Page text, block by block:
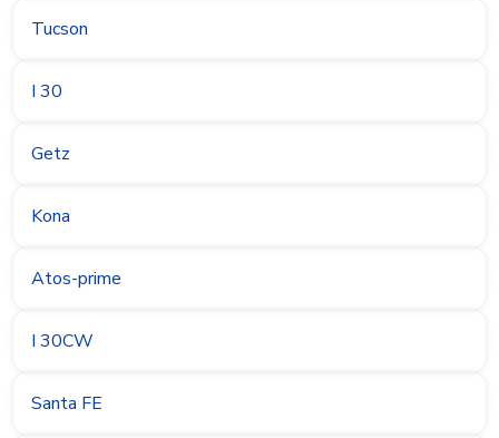
Tucson
I 30
Getz
Kona
Atos-prime
I 30CW
Santa FE